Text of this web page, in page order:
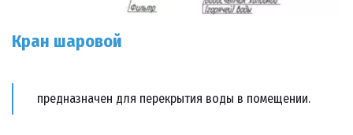
Кран шаровой
предназначен для перекрытия воды в помещении.